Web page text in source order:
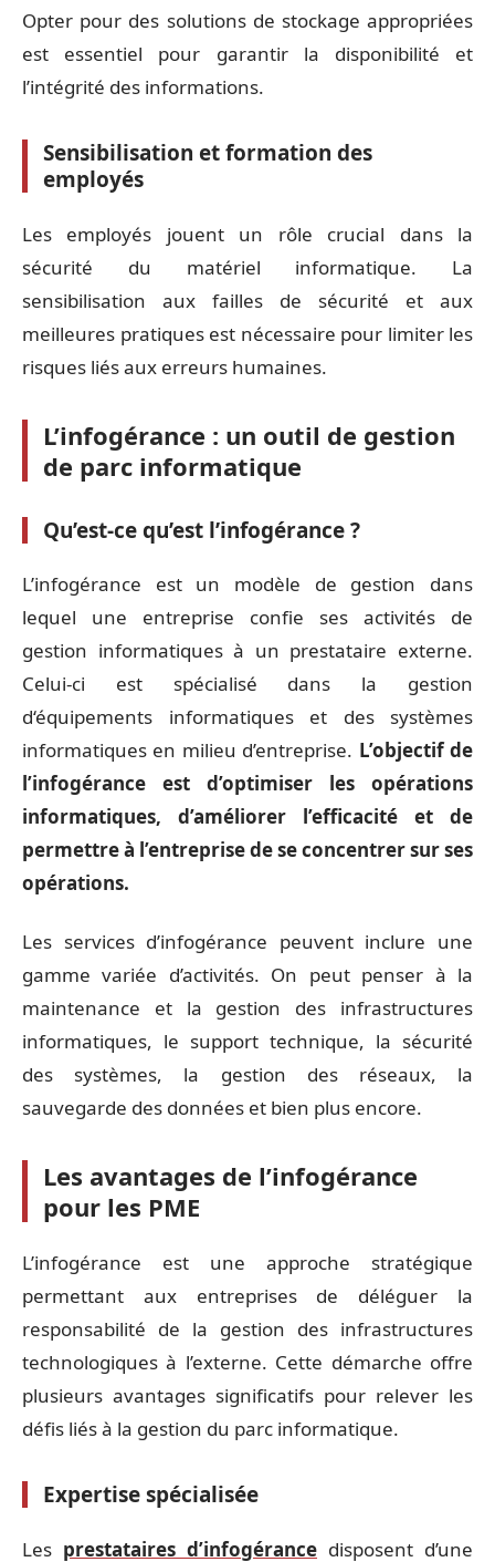
Opter pour des solutions de stockage appropriées
est essentiel pour garantir la disponibilité et
l’intégrité des informations.
​​Sensibilisation et formation des
employés
Les employés jouent un rôle crucial dans la
sécurité du matériel informatique. La
sensibilisation aux failles de sécurité et aux
meilleures pratiques est nécessaire pour limiter les
risques liés aux erreurs humaines.
L’infogérance : un outil de gestion
de parc informatique
Qu’est-ce qu’est l’infogérance ?
L’infogérance est un modèle de gestion dans
lequel une entreprise confie ses activités de
gestion informatiques à un prestataire externe.
Celui-ci est spécialisé dans la gestion
d‘équipements informatiques et des systèmes
informatiques en milieu d’entreprise. L’objectif de
l’infogérance est d’optimiser les opérations
informatiques, d’améliorer l’efficacité et de
permettre à l’entreprise de se concentrer sur ses
opérations.
Les services d’infogérance peuvent inclure une
gamme variée d’activités. On peut penser à la
maintenance et la gestion des infrastructures
informatiques, le support technique, la sécurité
des systèmes, la gestion des réseaux, la
sauvegarde des données et bien plus encore.
Les avantages de l’infogérance
pour les PME
L’infogérance est une approche stratégique
permettant aux entreprises de déléguer la
responsabilité de la gestion des infrastructures
technologiques à l’externe. Cette démarche offre
plusieurs avantages significatifs pour relever les
défis liés à la gestion du parc informatique.
Expertise spécialisée
Les prestataires d’infogérance disposent d’une